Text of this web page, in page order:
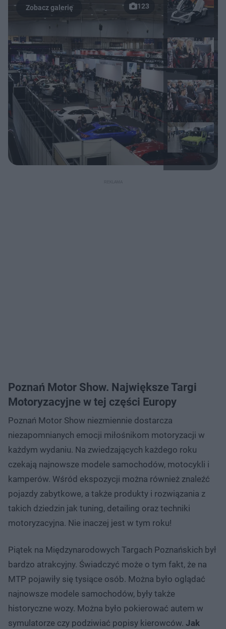
123
Poznań Motor Show. Największe Targi
Motoryzacyjne w tej części Europy
Poznań Motor Show niezmiennie dostarcza
niezapomnianych emocji miłośnikom motoryzacji w
każdym wydaniu. Na zwiedzających każdego roku
czekają najnowsze modele samochodów, motocykli i
kamperów. Wśród ekspozycji można również znaleźć
pojazdy zabytkowe, a także produkty i rozwiązania z
takich dziedzin jak tuning, detailing oraz techniki
motoryzacyjna. Nie inaczej jest w tym roku!
Piątek na Międzynarodowych Targach Poznańskich był
bardzo atrakcyjny. Świadczyć może o tym fakt, że na
MTP pojawiły się tysiące osób. Można było oglądać
najnowsze modele samochodów, były także
historyczne wozy. Można było pokierować autem w
symulatorze czy podziwiać popisy kierowców. Jak